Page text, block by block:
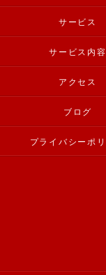
サービス
サービス内容
アクセス
ブログ
プライバシーポ